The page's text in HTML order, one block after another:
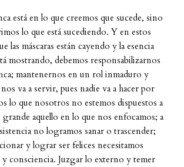
está en lo que creemos que sucede, sino
lo que está sucediendo. Y en estos
las máscaras están cayendo y la esencia
mostrando, debemos responsabilizarnos
mantenernos en un rol inmaduro y
va a servir, pues nadie va a hacer por
lo que nosotros no estemos dispuestos a
grande aquello en lo que nos enfocamos; a
no logramos sanar o trascender;
y lograr ser felices necesitamos
consciencia. Juzgar lo externo y temer